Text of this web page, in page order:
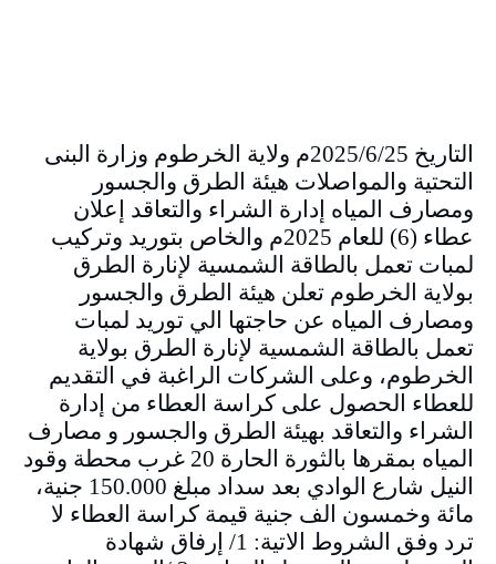
التاريخ 2025/6/25م ولاية الخرطوم وزارة البنى
التحتية والمواصلات هيئة الطرق والجسور
ومصارف المياه إدارة الشراء والتعاقد إعلان
عطاء (6) للعام 2025م والخاص بتوريد وتركيب
لمبات تعمل بالطاقة الشمسية لإنارة الطرق
بولاية الخرطوم تعلن هيئة الطرق والجسور
ومصارف المياه عن حاجتها الي توريد لمبات
تعمل بالطاقة الشمسية لإنارة الطرق بولاية
الخرطوم، وعلى الشركات الراغبة في التقديم
للعطاء الحصول على كراسة العطاء من إدارة
الشراء والتعاقد بهيئة الطرق والجسور و مصارف
المياه بمقرها بالثورة الحارة 20 غرب محطة وقود
النيل شارع الوادي بعد سداد مبلغ 150.000 جنية،
مائة وخمسون الف جنية قيمة كراسة العطاء لا
ترد وفق الشروط الاتية: 1/ إرفاق شهادة